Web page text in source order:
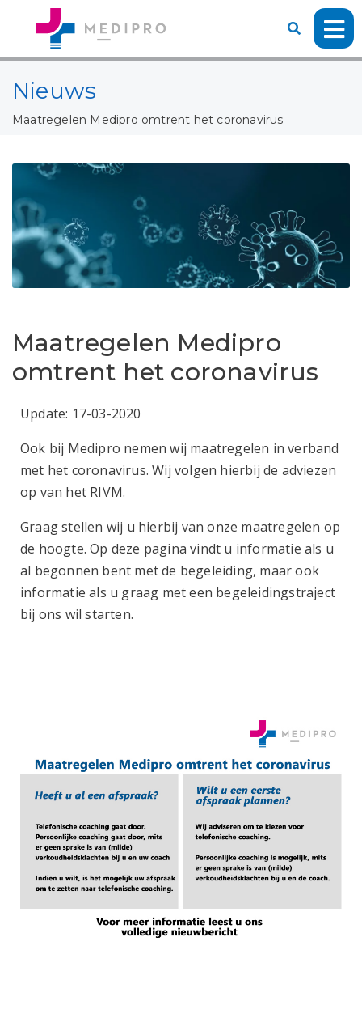
Nieuws
Maatregelen Medipro omtrent het coronavirus
Maatregelen Medipro
omtrent het coronavirus
Update: 17-03-2020
Ook bij Medipro nemen wij maatregelen in verband
met het coronavirus. Wij volgen hierbij de adviezen
op van het RIVM.
Graag stellen wij u hierbij van onze maatregelen op
de hoogte. Op deze pagina vindt u informatie als u
al begonnen bent met de begeleiding, maar ook
informatie als u graag met een begeleidingstraject
bij ons wil starten.